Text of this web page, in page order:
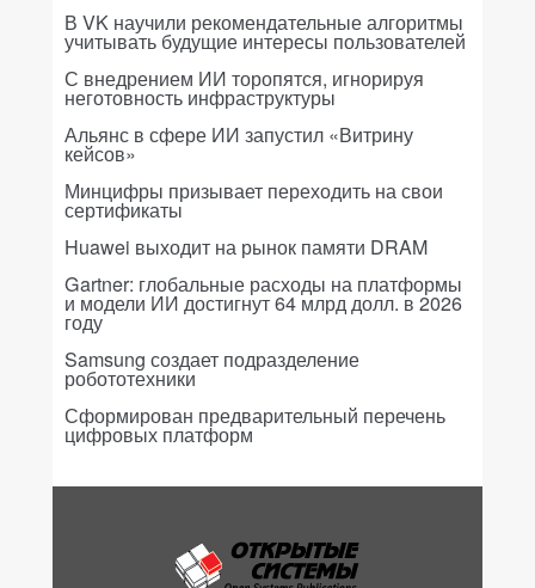
В VK научили рекомендательные алгоритмы
учитывать будущие интересы пользователей
С внедрением ИИ торопятся, игнорируя
неготовность инфраструктуры
Альянс в сфере ИИ запустил «Витрину
кейсов»
Минцифры призывает переходить на свои
сертификаты
Huawei выходит на рынок памяти DRAM
Gartner: глобальные расходы на платформы
и модели ИИ достигнут 64 млрд долл. в 2026
году
Samsung создает подразделение
робототехники
Сформирован предварительный перечень
цифровых платформ